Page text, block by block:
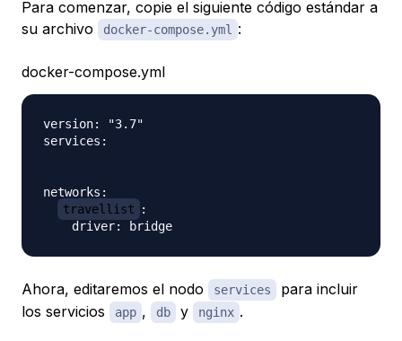
Para comenzar, copie el siguiente código estándar a
su archivo
docker-compose.yml :
docker-compose.yml
version: "3.7"
services:
networks:
travellist
:
Ahora, editaremos el nodo services
para incluir
los servicios
app , db y nginx .